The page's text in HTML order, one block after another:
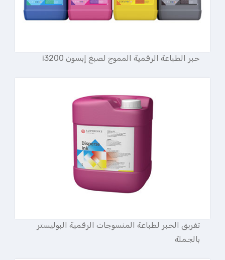
حبر الطباعة الرقمية المموج لصبغ إبسون i3200
تفريق الحبر لطباعة المنسوجات الرقمية البوليستر
بالجملة